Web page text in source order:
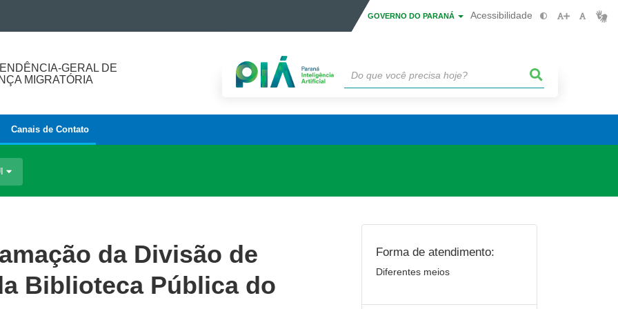
GOVERNO DO PARANÁ Acessibilidade
GERAL DE
MIGRATÓRIA
Canais de Contato
da Divisão de
Biblioteca Pública do
Forma de atendimento:
Diferentes meios